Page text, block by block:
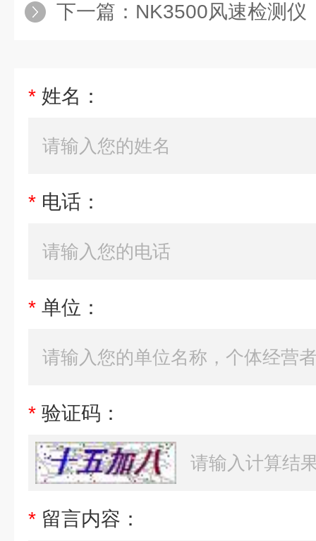
下一篇： NK3500风速检测仪
* 姓名：
* 电话：
* 单位：
* 验证码：
* 留言内容：